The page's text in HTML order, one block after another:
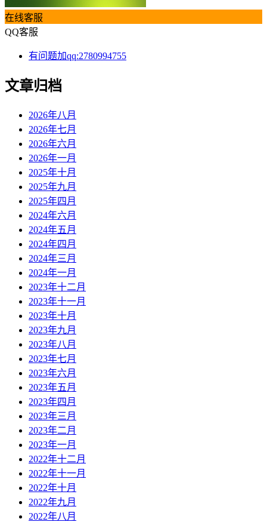
在线客服
QQ客服
有问题加qq:2780994755
文章归档
2026年八月
2026年七月
2026年六月
2026年一月
2025年十月
2025年九月
2025年四月
2024年六月
2024年五月
2024年四月
2024年三月
2024年一月
2023年十二月
2023年十一月
2023年十月
2023年九月
2023年八月
2023年七月
2023年六月
2023年五月
2023年四月
2023年三月
2023年二月
2023年一月
2022年十二月
2022年十一月
2022年十月
2022年九月
2022年八月